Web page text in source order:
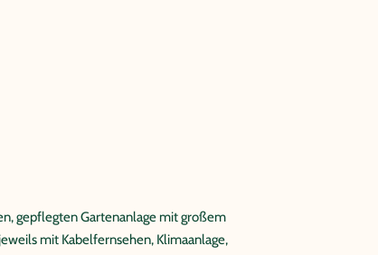
gepflegten Gartenanlage mit großem
mit Kabelfernsehen, Klimaanlage,